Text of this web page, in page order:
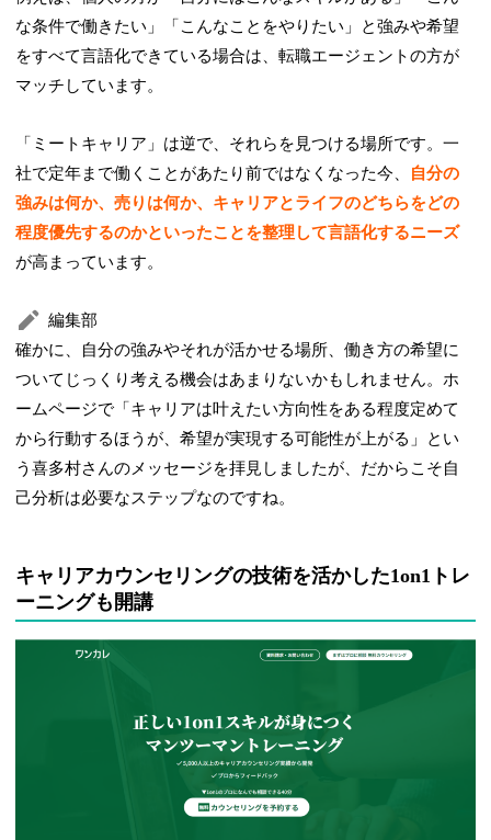
な条件で働きたい」「こんなことをやりたい」と強みや希望
をすべて言語化できている場合は、転職エージェントの方が
マッチしています。
「ミートキャリア」は逆で、それらを見つける場所です。一
社で定年まで働くことがあたり前ではなくなった今、
自分の
強みは何か、売りは何か、キャリアとライフのどちらをどの
程度優先するのかといったことを整理して言語化するニーズ
が高まっています。
編集部
確かに、自分の強みやそれが活かせる場所、働き方の希望に
ついてじっくり考える機会はあまりないかもしれません。ホ
ームページで「キャリアは叶えたい方向性をある程度定めて
から行動するほうが、希望が実現する可能性が上がる」とい
う喜多村さんのメッセージを拝見しましたが、だからこそ自
己分析は必要なステップなのですね。
キャリアカウンセリングの技術を活かした1on1トレ
ーニングも開講